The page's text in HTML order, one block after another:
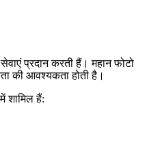
प्रदान करती हैं। महान फोटो
की आवश्यकता होती है।